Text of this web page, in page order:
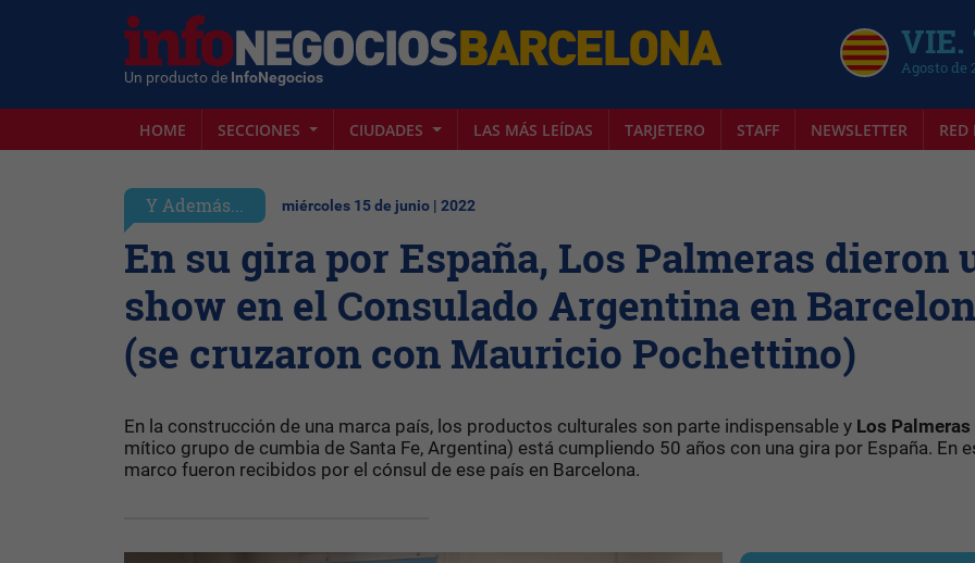
Un producto de InfoNegocios
VIE.
Agosto de
HOME SECCIONES CIUDADES LAS MÁS LEÍDAS TARJETERO STAFF NEWSLETTER
Y Además... miércoles 15 de junio | 2022
En su gira por España, Los Palmeras dieron
show en el Consulado Argentina en
(se cruzaron con Mauricio Pochettino)
En la construcción de una marca país, los productos culturales son parte indispensable y Los Palmeras
mítico grupo de cumbia de Santa Fe, Argentina) está cumpliendo 50 años con una gira por España. En
marco fueron recibidos por el cónsul de ese país en Barcelona.